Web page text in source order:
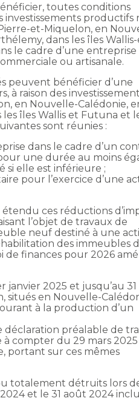
toutes conditions
investissements productifs
et-Miquelon, en
dans les îles
le cadre d’une entreprise
ou artisanale.
peuvent bénéficier d’une
à raison des
en Nouvelle-Calédonie,
les îles Wallis et Futuna et
sont réunies :
dans le cadre d’un
une durée au moins
si elle est inférieure ;
pour l’exercice d’une
ces réductions
l’objet de travaux de
neuf destiné à une
des immeubles
de finances pour 2026
janvier 2025 et jusqu’au 31
situés en Nouvelle-
à la production d’un
préalable de
compter du 29 mars
portant sur ces mêmes
totalement détruits lors
et le 31 août 2024